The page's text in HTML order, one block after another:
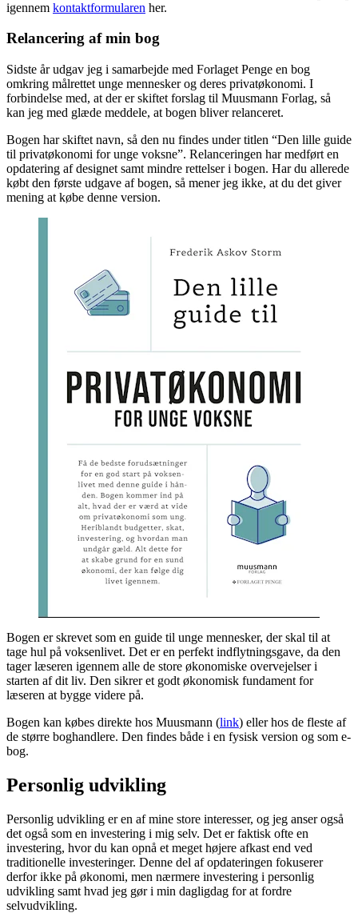
igennem kontaktformularen her.
Relancering af min bog
Sidste år udgav jeg i samarbejde med Forlaget Penge en bog
omkring målrettet unge mennesker og deres privatøkonomi. I
forbindelse med, at der er skiftet forslag til Muusmann Forlag, så
kan jeg med glæde meddele, at bogen bliver relanceret.
Bogen har skiftet navn, så den nu findes under titlen “Den lille guide
til privatøkonomi for unge voksne”. Relanceringen har medført en
opdatering af designet samt mindre rettelser i bogen. Har du allerede
købt den første udgave af bogen, så mener jeg ikke, at du det giver
mening at købe denne version.
Bogen er skrevet som en guide til unge mennesker, der skal til at
tage hul på voksenlivet. Det er en perfekt indflytningsgave, da den
tager læseren igennem alle de store økonomiske overvejelser i
starten af dit liv. Den sikrer et godt økonomisk fundament for
læseren at bygge videre på.
Bogen kan købes direkte hos Muusmann (link) eller hos de fleste af
de større boghandlere. Den findes både i en fysisk version og som e-
bog.
Personlig udvikling
Personlig udvikling er en af mine store interesser, og jeg anser også
det også som en investering i mig selv. Det er faktisk ofte en
investering, hvor du kan opnå et meget højere afkast end ved
traditionelle investeringer. Denne del af opdateringen fokuserer
derfor ikke på økonomi, men nærmere investering i personlig
udvikling samt hvad jeg gør i min dagligdag for at fordre
selvudvikling.